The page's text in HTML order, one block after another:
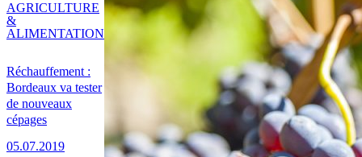
Réchauffement :
Bordeaux va tester
de nouveaux
cépages
05.07.2019
AGRICULTURE
&
ALIMENTATION